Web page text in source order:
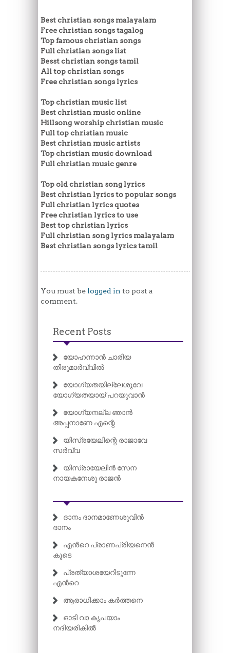
Best christian songs malayalam
Free christian songs tagalog
Top famous christian songs
Full christian songs list
Besst christian songs tamil
All top christian songs
Free christian songs lyrics
Top christian music list
Best christian music online
Hillsong worship christian music
Full top christian music
Best christian music artists
Top christian music download
Full christian music genre
Top old christian song lyrics
Best christian lyrics to popular songs
Full christian lyrics quotes
Free christian lyrics to use
Best top christian lyrics
Full christian song lyrics malayalam
Best christian songs lyrics tamil
You must be logged in to post a
comment.
Recent Posts
യോഹന്നാൻ ചാരിയ
തിരുമാർവ്വിൽ
യോഗ്യതയില്ലേശുവേ
യോഗ്യതയായ് പറയുവാൻ
യോഗ്യനല്ല ഞാൻ
അപ്പനാണേ എന്റെ
യിസ്രയേലിന്റെ രാജാവേ
സർവ്വ
യിസ്രായേലിൻ സേന
നായകനേശു രാജൻ
ദാനം ദാനമാണേശുവിൻ
ദാനം
എന്‍റെ പ്രാണപ്രിയനെൻ
കൂടെ
പ്രത്യാശയേറിടുന്നേ
എന്‍റെ
ആരാധിക്കാം കർത്തനെ
ഓടി വാ കൃപയാം
നദിയരികിൽ